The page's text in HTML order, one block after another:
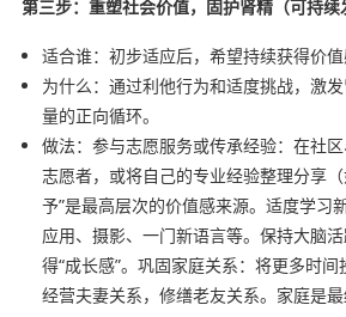
第三步：重塑社会价值，固护肾精（可持续
适合谁：初步适应后，希望持续获得价值
为什么：通过利他行为和适度挑战，激
量的正向循环。
做法：参与志愿服务或传承经验：在社
志愿者，或将自己的专业经验整理分享
予”是最高层次的价值感来源。适度学习
应用、摄影、一门新语言等。保持大脑
得“成长感”。巩固家庭关系：将更多时间
经营夫妻关系，修缮老友关系。家庭是最